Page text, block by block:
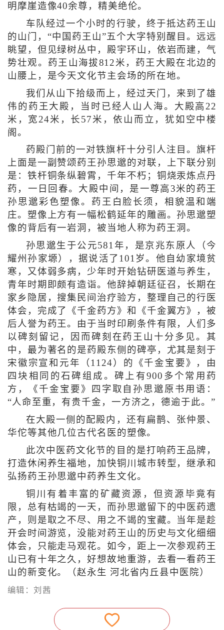
明摩崖造像40余尊，精美绝伦。
车队经过一个小时的行驶，终于抵达药王山
的山门，“中国药王山”五个大字特别醒目。远远
眺望，但见绿树丛中，殿宇环山，依岩而建，气
势壮观。药王山海拔812米，药王大殿在北边的
山腰上，是今天文化节主会场的所在地。
我们从山下拾级而上，经过天门，来到了雄
伟的药王大殿，当时已经人山人海。大殿高22
米，宽24米，长57米，依山而立，犹如空中楼
阁。
药殿门前的一对铁旗杆十分引人注目。旗杆
上面是一副赞颂药王孙思邈的对联，上下联分别
是：铁杆铜条纵碧霄，千年不朽；铜烧汞炼点丹
药，一日回春。大殿中间，是一尊高3米的药王
孙思邈彩色塑像。药王白脸长须，相貌温和端
庄。塑像上方有一幅松鹤延年的雕画。孙思邈塑
像的背后有一岩洞，被当地人称为药王洞。
孙思邈生于公元581年，是京兆东原人（今
耀州孙家塬），据说活了101岁。他自幼家境贫
寒，又体弱多病，少年时开始钻研医道与养生，
青年时期即颇有造诣。他辞掉朝廷征召，长期在
家乡隐居，搜集民间治疗验方，整理自己的行医
体会，完成了《千金药方》和《千金翼方》，被
后人誉为药王。由于当时印刷条件有限，人们多
以碑刻留记，因而碑刻在药王山十分多见。其
中，最为著名的是药殿东侧的碑亭，尤其是刻于
宋徽宗宣和元年（1124）的《千金宝要》，由
四块相同的石碑组成。碑上有900多个常用药
方，《千金宝要》四字取自孙思邈原书用语：
“人命至重，有贵千金，一方济之，德逾于此。”
在大殿一侧的配殿内，还有扁鹊、张仲景、
华佗等其他几位古代名医的塑像。
此次中医药文化节的目的是打响药王品牌，
打造休闲养生福地，加快铜川城市转型，继承和
弘扬药王孙思邈中药养生文化。
铜川有着丰富的矿藏资源，但资源毕竟有
限，总有枯竭的一天，而孙思邈留下的中医药遗
产，则是取之不尽、用之不竭的宝藏。当年是趁
开会时间游览，没能对药王山的历史与文化细细
体会，只能走马观花。如今，距上一次参观药王
山已有十年之久，好想故地重游，去看一看药王
山的新变化。（赵永生 河北省内丘县中医院）
编辑：刘茜